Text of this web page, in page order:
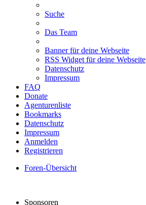
Suche
Das Team
Banner für deine Webseite
RSS Widget für deine Webseite
Datenschutz
Impressum
FAQ
Donate
Agenturenliste
Bookmarks
Datenschutz
Impressum
Anmelden
Registrieren
Foren-Übersicht
Sponsoren